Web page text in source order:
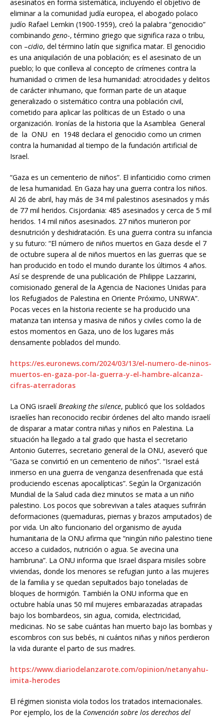
asesinatos en forma sistemática, incluyendo el objetivo de
eliminar a la comunidad judía europea, el abogado polaco
judío Rafael Lemkin (1900-1959), creó la palabra “genocidio”
combinando geno-, término griego que significa raza o tribu,
con –cidio, del término latín que significa matar. El genocidio
es una aniquilación de una población; es el asesinato de un
pueblo; lo que conlleva al concepto de crímenes contra la
humanidad o crimen de lesa humanidad: atrocidades y delitos
de carácter inhumano, que forman parte de un ataque
generalizado o sistemático contra una población civil,
cometido para aplicar las políticas de un Estado o una
organización. Ironías de la historia que la Asamblea General
de la ONU en 1948 declara el genocidio como un crimen
contra la humanidad al tiempo de la fundación artificial de
Israel.
“Gaza es un cementerio de niños”. El infanticidio como crimen
de lesa humanidad. En Gaza hay una guerra contra los niños.
Al 26 de abril, hay más de 34 mil palestinos asesinados y más
de 77 mil heridos. Cisjordania: 485 asesinados y cerca de 5 mil
heridos. 14 mil niños asesinados. 27 niños murieron por
desnutrición y deshidratación. Es una guerra contra su infancia
y su futuro: “El número de niños muertos en Gaza desde el 7
de octubre supera al de niños muertos en las guerras que se
han producido en todo el mundo durante los últimos 4 años.
Así se desprende de una publicación de Philippe Lazzarini,
comisionado general de la Agencia de Naciones Unidas para
los Refugiados de Palestina en Oriente Próximo, UNRWA”.
Pocas veces en la historia reciente se ha producido una
matanza tan intensa y masiva de niños y civiles como la de
estos momentos en Gaza, uno de los lugares más
densamente poblados del mundo.
https://es.euronews.com/2024/03/13/el-numero-de-ninos-
muertos-en-gaza-por-la-guerra-y-el-hambre-alcanza-
cifras-aterradoras
La ONG israelíBreaking the silence, publicó que los soldados
israelíes han reconocido recibir órdenes del alto mando israelí
de disparar a matar contra niñas y niños en Palestina. La
situación ha llegado a tal grado que hasta el secretario
Antonio Guterres, secretario general de la ONU, aseveró que
“Gaza se convirtió en un cementerio de niños”. “Israel está
inmerso en una guerra de venganza desenfrenada que está
produciendo escenas apocalípticas”. Según la Organización
Mundial de la Salud cada diez minutos se mata a un niño
palestino. Los pocos que sobrevivan a tales ataques sufrirán
deformaciones (quemaduras, piernas y brazos amputados) de
por vida. Un alto funcionario del organismo de ayuda
humanitaria de la ONU afirma que “ningún niño palestino tiene
acceso a cuidados, nutrición o agua. Se avecina una
hambruna”. La ONU informa que Israel dispara misiles sobre
viviendas, donde los menores se refugian junto a las mujeres
de la familia y se quedan sepultados bajo toneladas de
bloques de hormigón. También la ONU informa que en
octubre había unas 50 mil mujeres embarazadas atrapadas
bajo los bombardeos, sin agua, comida, electricidad,
medicinas. No se sabe cuántas han muerto bajo las bombas y
escombros con sus bebés, ni cuántos niñas y niños perdieron
la vida durante el parto de sus madres.
https://www.diariodelanzarote.com/opinion/netanyahu-
imita-herodes
El régimen sionista viola todos los tratados internacionales.
Por ejemplo, los de la Convención sobre los derechos del